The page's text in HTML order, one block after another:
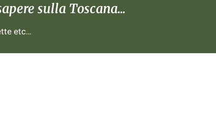
sulla Toscana...
etc…